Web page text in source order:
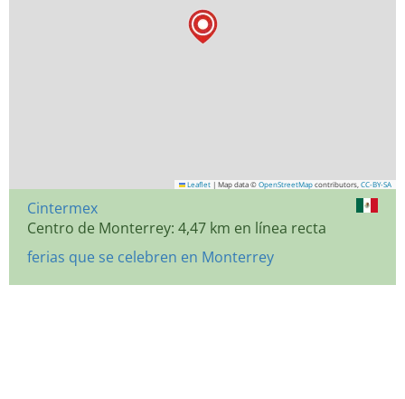
Leaflet | Map data © OpenStreetMap contributors, CC-BY-SA
Cintermex
Centro de Monterrey: 4,47 km en línea recta
ferias que se celebren en Monterrey